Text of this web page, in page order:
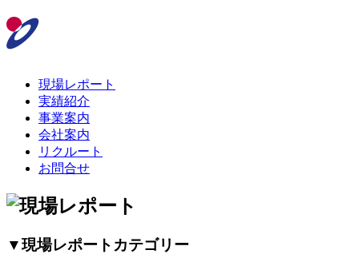
現場レポート
実績紹介
事業案内
会社案内
リクルート
お問合せ
▼現場レポートカテゴリー